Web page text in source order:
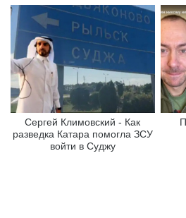
Сергей Климовский - Как
разведка Катара помогла ЗСУ
войти в Суджу